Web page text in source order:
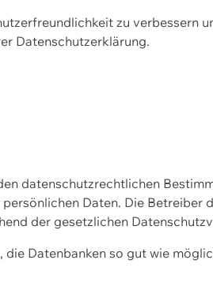
zu verbessern
Datenschutzerklärung.
datenschutzrechtlichen
Daten. Die
der gesetzlichen
Datenbanken so gut wie